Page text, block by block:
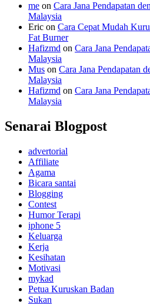
me on Cara Jana Pendapatan
Malaysia
Eric on Cara Cepat Mudah
Fat Burner
Hafizmd on Cara Jana
Malaysia
Mus on Cara Jana Pendapatan
Malaysia
Hafizmd on Cara Jana
Malaysia
Senarai Blogpost
advertorial
Affiliate
Agama
Bicara santai
Blogging
Contest
Humor Terapi
iphone 5
Keluarga
Kerja
Kesihatan
Motivasi
mykad
Petua Kuruskan Badan
Sukan